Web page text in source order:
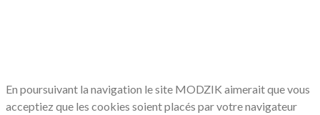
En poursuivant la navigation le site MODZIK aimerait que vous
acceptiez que les cookies soient placés par votre navigateur